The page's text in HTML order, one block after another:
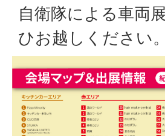
自衛隊による車両
ひお越しください。